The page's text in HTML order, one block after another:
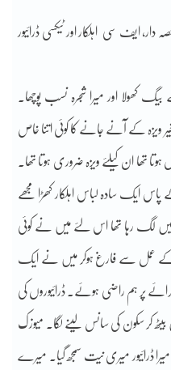
ایف سی اہلکار اور ٹیکسی ڈرائیور
کھولا اور میرا شجرہ نسب پوچھا۔
ویزہ کے آنے جانے کا کوئی اتنا خاص
تھا ان کیلئے ویزہ ضروری ہوتا تھا۔
ایک سادہ لباس اہلکار کھڑا مجھے
لگ رہا تھا اس لئے میں نے کوئی
کے عمل سے فارغ ہوکر میں نے ایک
کرائے پر ہم راضی ہوئے۔ ڈرائیوروں کی
کر سکون کی سانس لینے لگا۔ میوزک
ڈرائیور میری نیت سمجھ گیا۔ میرے